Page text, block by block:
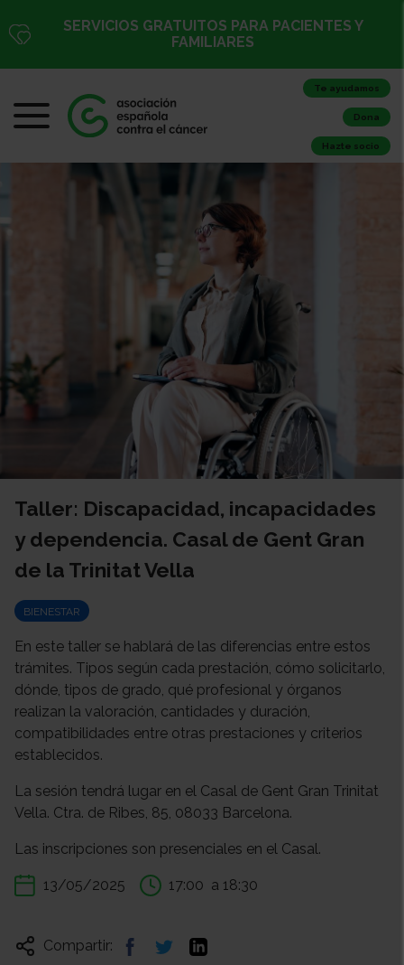
SERVICIOS GRATUITOS PARA PACIENTES Y
FAMILIARES
Te ayudamos
Dona
Hazte socio
Taller: Discapacidad, incapacidades
y dependencia. Casal de Gent Gran
de la Trinitat Vella
BIENESTAR
En este taller se hablará de las diferencias entre estos
trámites. Tipos según cada prestación, cómo solicitarlo,
dónde, tipos de grado, qué profesional y órganos
realizan la valoración, cantidades y duración,
compatibilidades entre otras prestaciones y criterios
establecidos.
La sesión tendrá lugar en el Casal de Gent Gran Trinitat
Vella. Ctra. de Ribes, 85, 08033 Barcelona.
Las inscripciones son presenciales en el Casal.
13/05/2025 17:00 a 18:30
Compartir: